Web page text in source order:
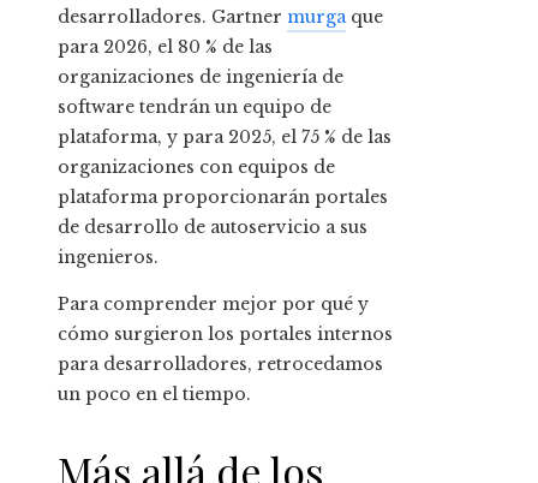
desarrolladores. Gartner murgaque
para 2026, el 80 % de las
organizaciones de ingeniería de
software tendrán un equipo de
plataforma, y ​​para 2025, el 75 % de las
organizaciones con equipos de
plataforma proporcionarán portales
de desarrollo de autoservicio a sus
ingenieros.
Para comprender mejor por qué y
cómo surgieron los portales internos
para desarrolladores, retrocedamos
un poco en el tiempo.
Más allá de los